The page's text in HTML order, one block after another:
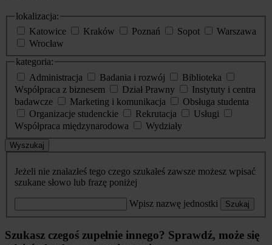
lokalizacja:
Katowice
Kraków Poznań Sopot
Warszawa
Wrocław
kategoria:
Administracja
Badania i rozwój
Biblioteka
Współpraca z biznesem
Dział Prawny
Instytuty i centra
badawcze
Marketing i komunikacja
Obsługa studenta
Organizacje studenckie
Rekrutacja
Usługi
Współpraca międzynarodowa
Wydziały
Wyszukaj
Jeżeli nie znalazłeś tego czego szukałeś zawsze możesz wpisać
szukane słowo lub frazę poniżej
Wpisz nazwę jednostki Szukaj
Szukasz czegoś zupełnie innego? Sprawdź, może się